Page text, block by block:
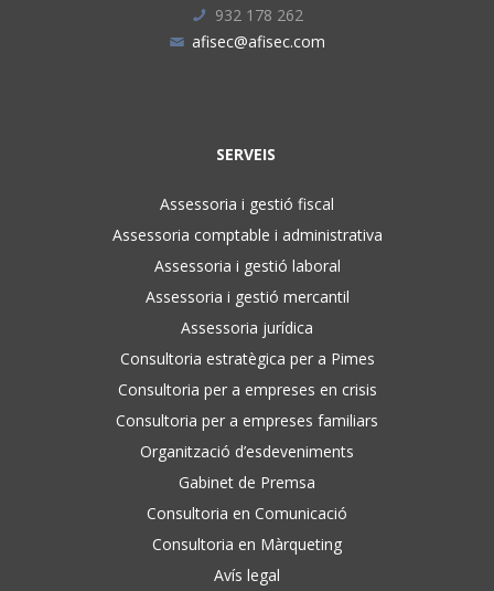
932 178 262
afisec@afisec.com
SERVEIS
Assessoria i gestió fiscal
Assessoria comptable i administrativa
Assessoria i gestió laboral
Assessoria i gestió mercantil
Assessoria jurídica
Consultoria estratègica per a Pimes
Consultoria per a empreses en crisis
Consultoria per a empreses familiars
Organització d’esdeveniments
Gabinet de Premsa
Consultoria en Comunicació
Consultoria en Màrqueting
Avís legal